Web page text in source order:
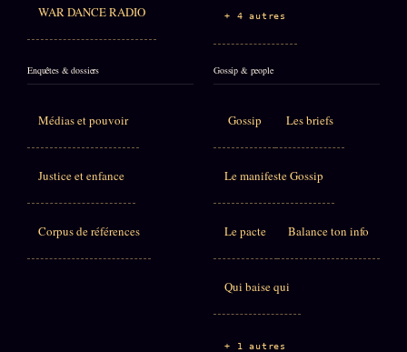
WAR DANCE RADIO + 4 autres
Enquêtes & dossiers
Médias et pouvoir
Justice et enfance
Corpus de références
Gossip & people
Gossip Les briefs
Le manifeste Gossip
Le pacte Balance ton info
Qui baise qui
+ 1 autres